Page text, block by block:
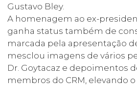
Gustavo Bley.
A homenagem ao ex-
ganha status também de
marcada pela apresentação
mesclou imagens de vários
Dr. Goytacaz e depoimentos
membros do CRM, elevando